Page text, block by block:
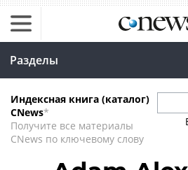
Разделы
Индексная книга (каталог)
CNews*
Получите все материалы
CNews по ключевому слову